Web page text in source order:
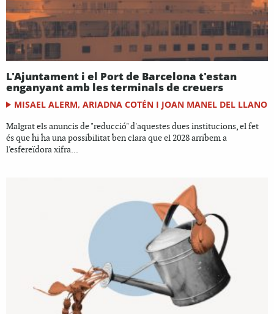
L'Ajuntament i el Port de Barcelona t'estan
enganyant amb les terminals de creuers
MISAEL ALERM, ARIADNA COTÉN I JOAN MANEL DEL LLANO
Malgrat els anuncis de "reducció" d'aquestes dues institucions, el fet
és que hi ha una possibilitat ben clara que el 2028 arribem a
l'esfereïdora xifra...